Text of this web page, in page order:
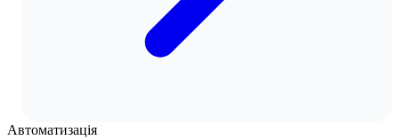
Автоматизація